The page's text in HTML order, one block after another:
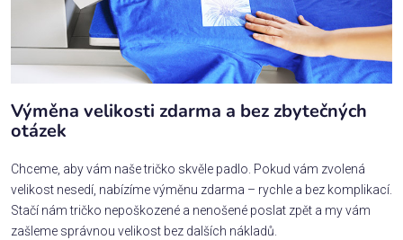
Výměna velikosti zdarma a bez zbytečných
otázek
Chceme, aby vám naše tričko skvěle padlo. Pokud vám zvolená
velikost nesedí, nabízíme výměnu zdarma – rychle a bez komplikací.
Stačí nám tričko nepoškozené a nenošené poslat zpět a my vám
zašleme správnou velikost bez dalších nákladů.